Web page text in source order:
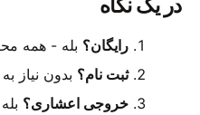
در یک نگاه
رایگان؟ بله - همه
ثبت نام؟ بدون نیاز
خروجی اعشاری؟